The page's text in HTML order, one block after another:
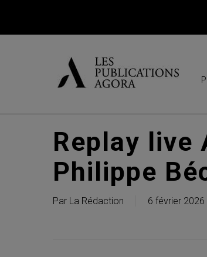
Replay live
Philippe
Par La Rédaction 6 février 2026